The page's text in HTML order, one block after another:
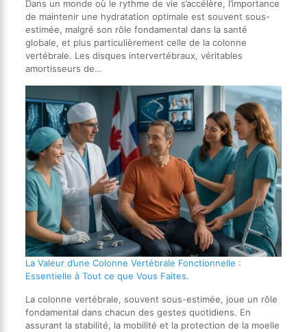
Dans un monde où le rythme de vie s’accélère, l’importance
de maintenir une hydratation optimale est souvent sous-
estimée, malgré son rôle fondamental dans la santé
globale, et plus particulièrement celle de la colonne
vertébrale. Les disques intervertébraux, véritables
amortisseurs de…
La Valeur d’une Colonne Vertébrale Fonctionnelle :
Essentielle à Tout ce que Vous Faites.
La colonne vertébrale, souvent sous-estimée, joue un rôle
fondamental dans chacun des gestes quotidiens. En
assurant la stabilité, la mobilité et la protection de la moelle